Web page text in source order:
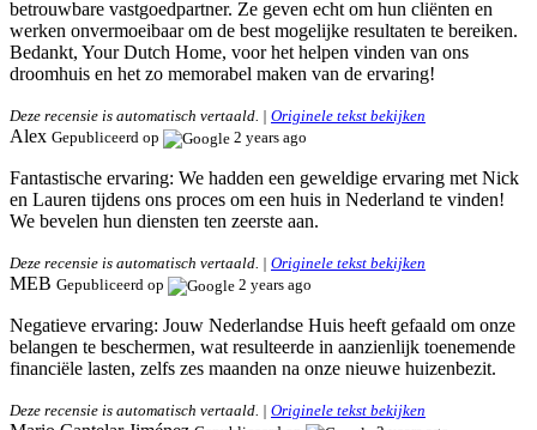
betrouwbare vastgoedpartner. Ze geven echt om hun cliënten en
werken onvermoeibaar om de best mogelijke resultaten te bereiken.
Bedankt, Your Dutch Home, voor het helpen vinden van ons
droomhuis en het zo memorabel maken van de ervaring!
Deze recensie is automatisch vertaald. | Originele tekst bekijken
Alex Gepubliceerd op 2 years ago
Fantastische ervaring: We hadden een geweldige ervaring met Nick
en Lauren tijdens ons proces om een huis in Nederland te vinden!
We bevelen hun diensten ten zeerste aan.
Deze recensie is automatisch vertaald. | Originele tekst bekijken
MEB Gepubliceerd op 2 years ago
Negatieve ervaring: Jouw Nederlandse Huis heeft gefaald om onze
belangen te beschermen, wat resulteerde in aanzienlijk toenemende
financiële lasten, zelfs zes maanden na onze nieuwe huizenbezit.
Deze recensie is automatisch vertaald. | Originele tekst bekijken